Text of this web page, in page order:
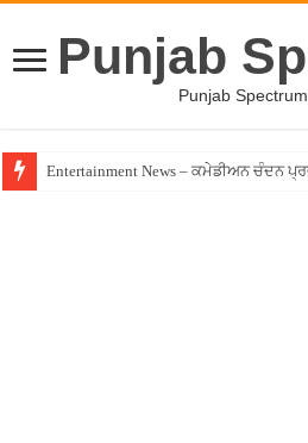
Punjab
Punjab
Entertainment News – ਕਮੇਡੀਅਨ ਚੰਦਨ
Jalandhar – ਧੋਖੇਬਾਜ਼ ਏਜੰਟ ਦੇ ਧੱਕੇ ਚੜ੍ਹਿਆ